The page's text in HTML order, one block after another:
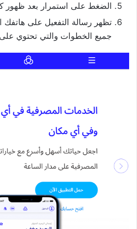
الضغط على استمرار بعد ظهور
تظهر رسالة التفعيل على هاتفك
جميع الخطوات والتي تحتوي